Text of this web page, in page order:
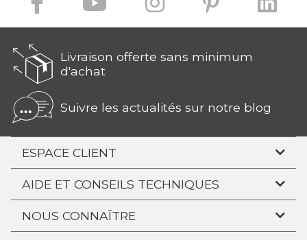
Livraison offerte sans minimum
d'achat
Suivre les actualités sur notre blog
ESPACE CLIENT
AIDE ET CONSEILS TECHNIQUES
NOUS CONNAÎTRE